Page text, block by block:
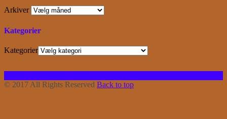
Arkiver
Kategorier
Kategorier
© 2017 All Rights Reserved Back to top